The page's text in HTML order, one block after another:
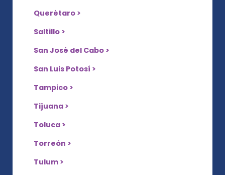
Querétaro >
Saltillo >
San José del Cabo >
San Luis Potosí >
Tampico >
Tijuana >
Toluca >
Torreón >
Tulum >